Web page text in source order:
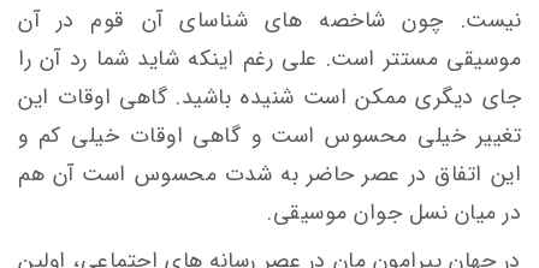
نیست. چون شاخصه های شناسای آن قوم در آن
موسیقی مستتر است. علی رغم اینکه شاید شما رد آن را
جای دیگری ممکن است شنیده باشید. گاهی اوقات این
تغییر خیلی محسوس است و گاهی اوقات خیلی کم و
این اتفاق در عصر حاضر به شدت محسوس است آن هم
در میان نسل جوان موسیقی.
در جهان پیرامون مان در عصر رسانه های اجتماعی، اولین